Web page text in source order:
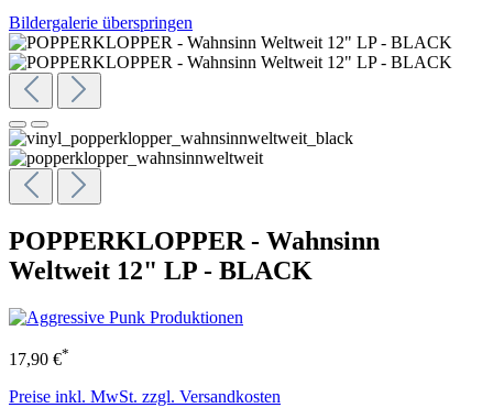
Bildergalerie überspringen
POPPERKLOPPER - Wahnsinn
Weltweit 12" LP - BLACK
17,90 €*
Preise inkl. MwSt. zzgl. Versandkosten